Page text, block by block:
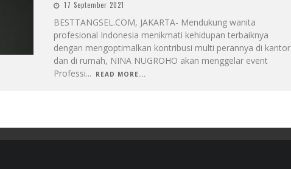
17 September 2021
BESTTANGSEL.COM, JAKARTA- Mendukung wanita
profesional Indonesia menikmati kehidupan terbaiknya
dengan mengoptimalkan kontribusi multi perannya di kantor
dan di rumah, NINA NUGROHO akan menggelar event
Professi... READ MORE...